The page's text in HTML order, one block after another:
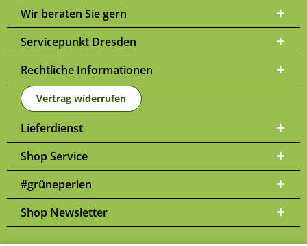
Wir beraten Sie gern
Servicepunkt Dresden
Rechtliche Informationen
Vertrag widerrufen
Lieferdienst
Shop Service
#grüneperlen
Shop Newsletter